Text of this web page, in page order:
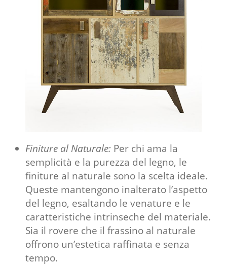
Finiture al Naturale: Per chi ama la
semplicità e la purezza del legno, le
finiture al naturale sono la scelta ideale.
Queste mantengono inalterato l’aspetto
del legno, esaltando le venature e le
caratteristiche intrinseche del materiale.
Sia il rovere che il frassino al naturale
offrono un’estetica raffinata e senza
tempo.